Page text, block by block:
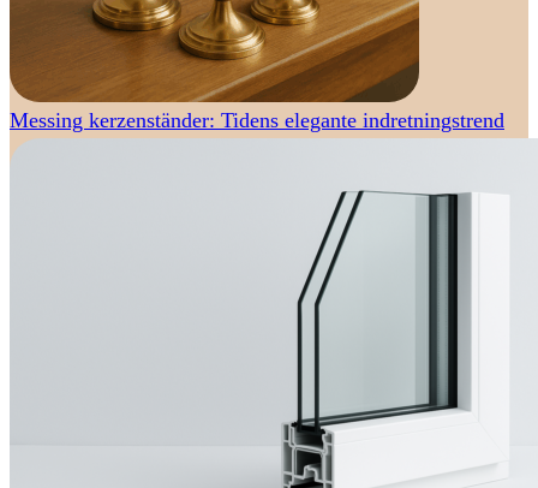
Messing kerzenständer: Tidens elegante indretningstrend